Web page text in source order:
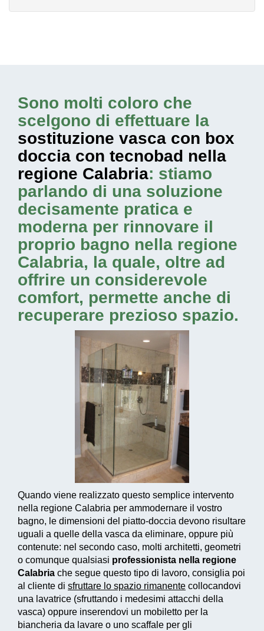
Sono molti coloro che
scelgono di effettuare la
sostituzione vasca con box
doccia con tecnobad nella
regione Calabria: stiamo
parlando di una soluzione
decisamente pratica e
moderna per rinnovare il
proprio bagno nella regione
Calabria, la quale, oltre ad
offrire un considerevole
comfort, permette anche di
recuperare prezioso spazio.
Quando viene realizzato questo semplice intervento
nella regione Calabria per ammodernare il vostro
bagno, le dimensioni del piatto-doccia devono risultare
uguali a quelle della vasca da eliminare, oppure più
contenute: nel secondo caso, molti architetti, geometri
o comunque qualsiasi professionista nella regione
Calabria che segue questo tipo di lavoro, consiglia poi
al cliente di sfruttare lo spazio rimanente collocandovi
una lavatrice (sfruttando i medesimi attacchi della
vasca) oppure inserendovi un mobiletto per la
biancheria da lavare o uno scaffale per gli